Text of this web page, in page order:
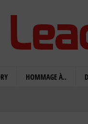
HOMMAGE À..